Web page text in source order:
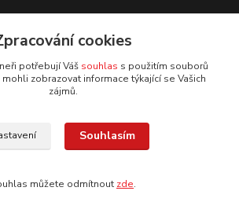
2024 Martha Black
cookies
potřebují Váš souhlas s použitím souborů
zobrazovat informace týkající se Vašich
zájmů.
Souhlasím
můžete odmítnout zde.